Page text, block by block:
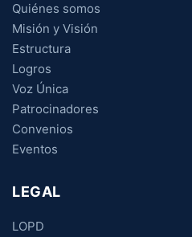
Quiénes somos
Misión y Visión
Estructura
Logros
Voz Única
Patrocinadores
Convenios
Eventos
LEGAL
LOPD